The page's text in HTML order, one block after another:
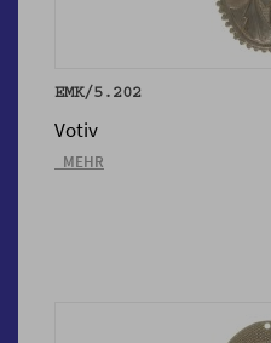
EMK/5.202
Votiv
_MEHR